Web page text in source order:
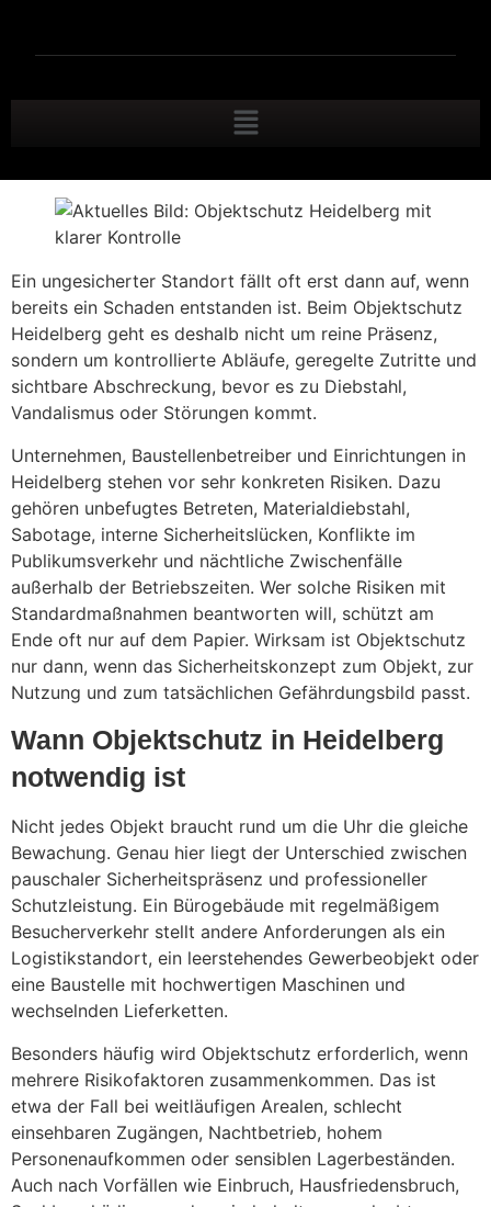
Ein ungesicherter Standort fällt oft erst dann auf, wenn
bereits ein Schaden entstanden ist. Beim Objektschutz
Heidelberg geht es deshalb nicht um reine Präsenz,
sondern um kontrollierte Abläufe, geregelte Zutritte und
sichtbare Abschreckung, bevor es zu Diebstahl,
Vandalismus oder Störungen kommt.
Unternehmen, Baustellenbetreiber und Einrichtungen in
Heidelberg stehen vor sehr konkreten Risiken. Dazu
gehören unbefugtes Betreten, Materialdiebstahl,
Sabotage, interne Sicherheitslücken, Konflikte im
Publikumsverkehr und nächtliche Zwischenfälle
außerhalb der Betriebszeiten. Wer solche Risiken mit
Standardmaßnahmen beantworten will, schützt am
Ende oft nur auf dem Papier. Wirksam ist Objektschutz
nur dann, wenn das Sicherheitskonzept zum Objekt, zur
Nutzung und zum tatsächlichen Gefährdungsbild passt.
Wann Objektschutz in Heidelberg
notwendig ist
Nicht jedes Objekt braucht rund um die Uhr die gleiche
Bewachung. Genau hier liegt der Unterschied zwischen
pauschaler Sicherheitspräsenz und professioneller
Schutzleistung. Ein Bürogebäude mit regelmäßigem
Besucherverkehr stellt andere Anforderungen als ein
Logistikstandort, ein leerstehendes Gewerbeobjekt oder
eine Baustelle mit hochwertigen Maschinen und
wechselnden Lieferketten.
Besonders häufig wird Objektschutz erforderlich, wenn
mehrere Risikofaktoren zusammenkommen. Das ist
etwa der Fall bei weitläufigen Arealen, schlecht
einsehbaren Zugängen, Nachtbetrieb, hohem
Personenaufkommen oder sensiblen Lagerbeständen.
Auch nach Vorfällen wie Einbruch, Hausfriedensbruch,